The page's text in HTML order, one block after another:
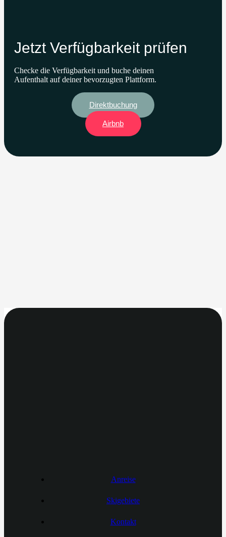
Jetzt Verfügbarkeit prüfen
Checke die Verfügbarkeit und buche deinen
Aufenthalt auf deiner bevorzugten Plattform.
Direktbuchung
Airbnb
Anreise
Skigebiete
Kontakt